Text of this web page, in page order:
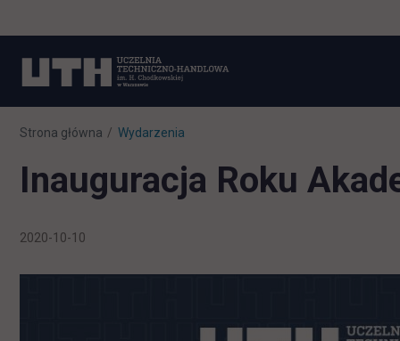
Strona główna Wydarzenia
Inauguracja Roku
2020-10-10